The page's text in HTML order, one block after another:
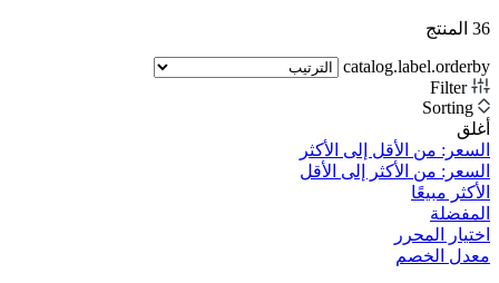
36 المنتج
catalog.label.orderby
Filter
Sorting
أغلق
السعر: من الأقل إلى الأكثر
السعر: من الأكثر إلى الأقل
الأكثر مبيعًا
المفضلة
اختيار المحرر
معدل الخصم‎